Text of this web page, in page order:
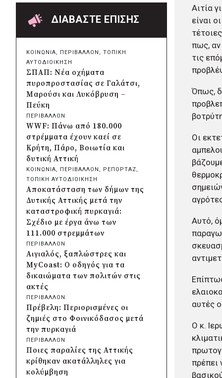
Αιτία
είναι
πως, αν
τις
Όπως,
Οι
Αυτό,
αυτές
Ο κ.
πρέπει
χαρά στη Νέα Ερυθραία με
δωρεά 100.000 ευρώ από τη
SEAJETS
πριν από 14 ώρες
Αποκατάσταση των δήμων της
Δυτικής Αττικής μετά την
καταστροφική πυρκαγιά:
Σχέδιο με έργα άνω των
111.000 στρεμμάτων
πριν από 14 ώρες
Δήμος Μετεώρων:
Αναδεικνύεται το ιστορικό
Γεφύρι του Ψύρρα στην
Ασπροκκλησιά
πριν από 14 ώρες
Χαλαζοπτώσεις στη
Θεσσαλία: Παρεμβάσεις για
αποζημιώσεις και προστασία
της αγροτικής παραγωγής
πριν από 14 ώρες
Συνάντηση Μητσοτάκη-
Αγγελούδη για ΔΕΘ: «Η νέα
έκθεση θα είναι έτοιμη το
2030»
πριν από 15 ώρες
Δήμος Αθηναίων: Περισσότερα
από 220 νέα δέντρα και 1.200
θάμνοι σε 43 σχολικές αυλές
πριν από 15 ώρες
«Μηδενική ανοχή»: Πολιτική
αγωγή για την πυρκαγιά που
ξεκίνησε από τη Βοιωτία
κατέθεσε η Περιφέρεια Αττικής
πριν από μία μέρα
Περιφέρεια Κρήτης:
ΔΙΑΒΑΣΤΕ ΕΠΙΣΗΣ
ΚΟΙΝΩΝΙΑ, ΠΕΡΙΒΑΛΛΟΝ , ΤΟΠΙΚΗ
ΑΥΤΟΔΙΟΙΚΗΣΗ
ΣΠΑΠ: Νέα οχήματα
πυροπροστασίας σε Γαλάτσι,
Μαρούσι και Λυκόβρυση –
Πεύκη
ΠΕΡΙΒΑΛΛΟΝ
WWF: Πάνω από 180.000
στρέμματα έχουν καεί σε
Κρήτη, Πάρο, Βοιωτία και
δυτική Αττική
ΚΟΙΝΩΝΙΑ, ΠΕΡΙΒΑΛΛΟΝ , ΡΕΠΟΡΤΑΖ
ΤΟΠΙΚΗ ΑΥΤΟΔΙΟΙΚΗΣΗ
Αποκατάσταση των δήμων της
Δυτικής Αττικής μετά την
καταστροφική πυρκαγιά:
Σχέδιο με έργα άνω των
111.000 στρεμμάτων
ΠΕΡΙΒΑΛΛΟΝ
Αιγιαλός, ξαπλώστρες και
MyCoast: Ο οδηγός για τα
δικαιώματα των πολιτών στις
ακτές
ΠΕΡΙΒΑΛΛΟΝ
Πρέβελη: Περιορισμένες οι
ζημιές στο Φοινικόδασος μετά
την πυρκαγιά
ΠΕΡΙΒΑΛΛΟΝ
Ποιες παραλίες της Αττικής
κρίθηκαν ακατάλληλες για
κολύμβηση